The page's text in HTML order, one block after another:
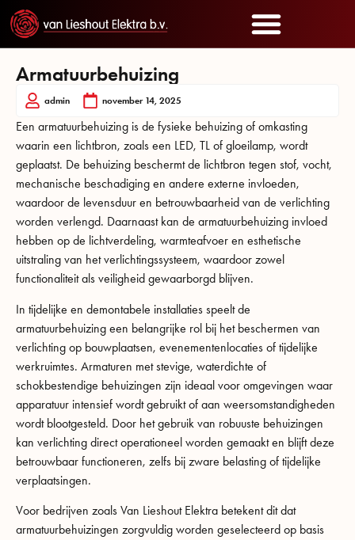
Armatuurbehuizing
admin november 14, 2025
Een armatuurbehuizing is de fysieke behuizing of omkasting
waarin een lichtbron, zoals een LED, TL of gloeilamp, wordt
geplaatst. De behuizing beschermt de lichtbron tegen stof, vocht,
mechanische beschadiging en andere externe invloeden,
waardoor de levensduur en betrouwbaarheid van de verlichting
worden verlengd. Daarnaast kan de armatuurbehuizing invloed
hebben op de lichtverdeling, warmteafvoer en esthetische
uitstraling van het verlichtingssysteem, waardoor zowel
functionaliteit als veiligheid gewaarborgd blijven.
In tijdelijke en demontabele installaties speelt de
armatuurbehuizing een belangrijke rol bij het beschermen van
verlichting op bouwplaatsen, evenementenlocaties of tijdelijke
werkruimtes. Armaturen met stevige, waterdichte of
schokbestendige behuizingen zijn ideaal voor omgevingen waar
apparatuur intensief wordt gebruikt of aan weersomstandigheden
wordt blootgesteld. Door het gebruik van robuuste behuizingen
kan verlichting direct operationeel worden gemaakt en blijft deze
betrouwbaar functioneren, zelfs bij zware belasting of tijdelijke
verplaatsingen.
Voor bedrijven zoals Van Lieshout Elektra betekent dit dat
armatuurbehuizingen zorgvuldig worden geselecteerd op basis